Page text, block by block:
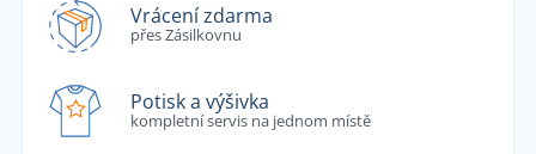
Vrácení zdarma
přes Zásilkovnu
Potisk a výšivka
kompletní servis na jednom místě